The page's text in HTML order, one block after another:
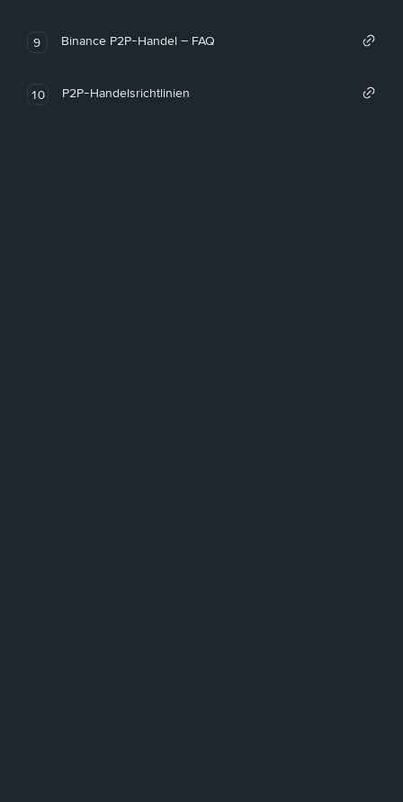
9 Binance P2P-Handel – FAQ
10 P2P-Handelsrichtlinien